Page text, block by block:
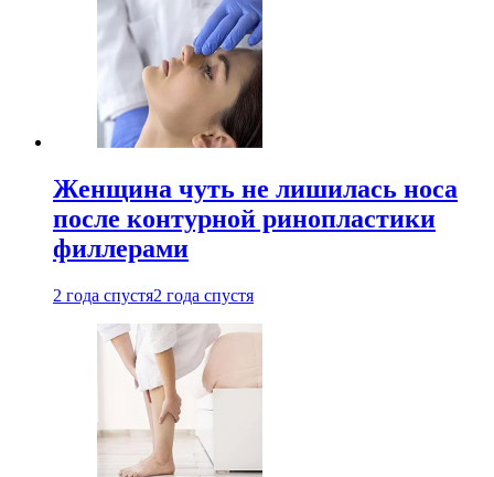
Женщина чуть не лишилась носа
после контурной ринопластики
филлерами
2 года спустя2 года спустя